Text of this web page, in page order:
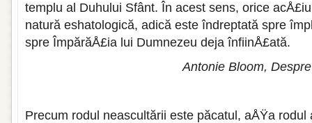
templu al Duhului Sfânt. În acest sens, orice
natură eshatologică, adică este îndreptată spre
spre ÎmpărăÅ£ia lui Dumnezeu deja înfiinÅ£ată.
Antonie Bloom,
Precum rodul neascultării este păcatul, aÅŸa rodul